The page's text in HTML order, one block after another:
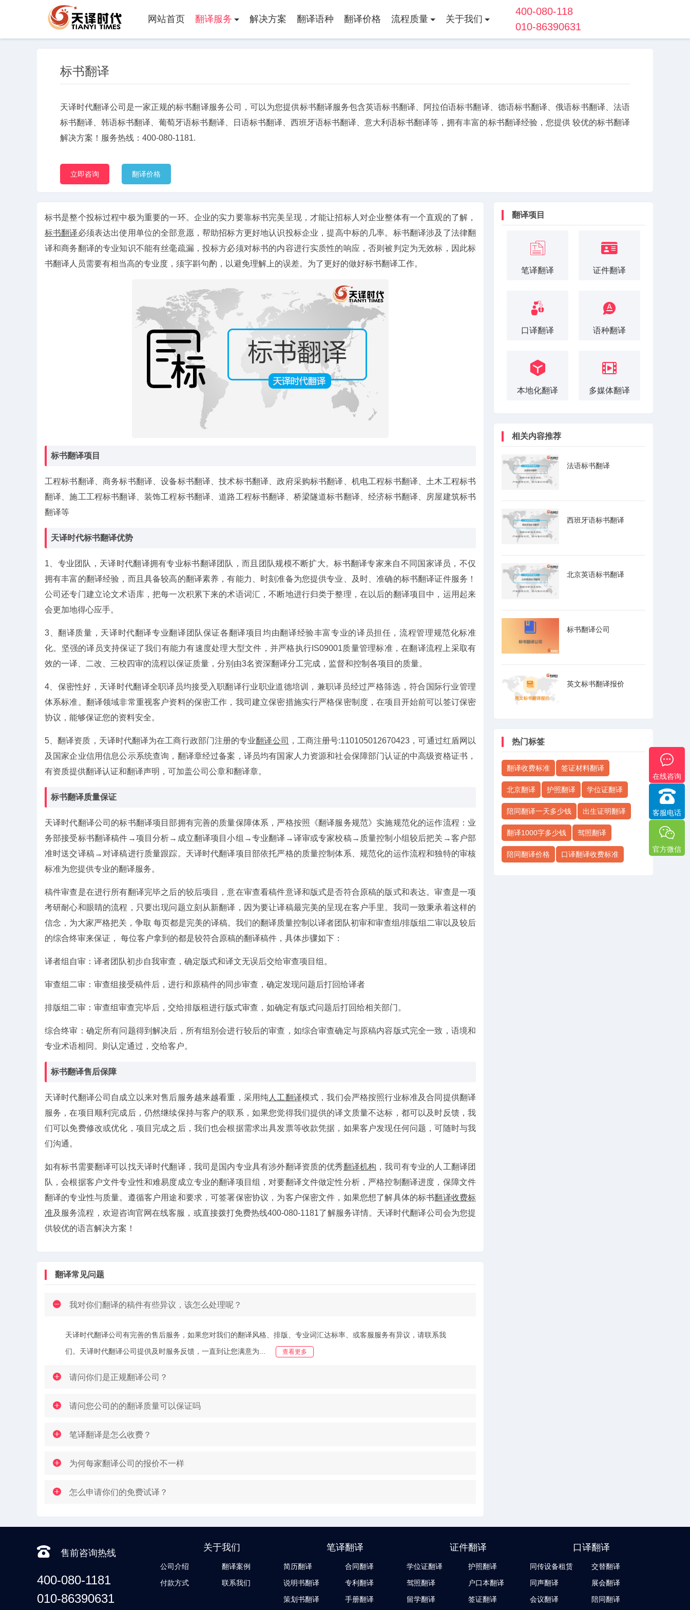
网站首页 翻译服务 解决方案 翻译语种 翻译价格 流程质量 关于我们
400-080-118
010-86390631
标书翻译
天译时代翻译公司是一家正规的标书翻译服务公司，可以为您提供标书翻译服务包含英语标书翻译、阿拉伯语标书翻译、德语标书翻译、俄语标书翻译、法语
标书翻译、韩语标书翻译、葡萄牙语标书翻译、日语标书翻译、西班牙语标书翻译、意大利语标书翻译等，拥有丰富的标书翻译经验，您提供 较优的标书翻译
解决方案！服务热线：400-080-1181.
立即咨询 翻译价格
标书是整个投标过程中极为重要的一环。企业的实力要靠标书完美呈现，才能让招标人对企业整体有一个直观的了解，
标书翻译必须表达出使用单位的全部意愿，帮助招标方更好地认识投标企业，提高中标的几率。标书翻译涉及了法律翻
译和商务翻译的专业知识不能有丝毫疏漏，投标方必须对标书的内容进行实质性的响应，否则被判定为无效标，因此标
书翻译人员需要有相当高的专业度，须字斟句酌，以避免理解上的误差。为了更好的做好标书翻译工作。
标书翻译项目
工程标书翻译、商务标书翻译、设备标书翻译、技术标书翻译、政府采购标书翻译、机电工程标书翻译、土木工程标书
翻译、施工工程标书翻译、装饰工程标书翻译、道路工程标书翻译、桥梁隧道标书翻译、经济标书翻译、房屋建筑标书
翻译等
天译时代标书翻译优势
1、专业团队，天译时代翻译拥有专业标书翻译团队，而且团队规模不断扩大。标书翻译专家来自不同国家译员，不仅
拥有丰富的翻译经验，而且具备较高的翻译素养，有能力、时刻准备为您提供专业、及时、准确的标书翻译证件服务！
公司还专门建立论文术语库，把每一次积累下来的术语词汇，不断地进行归类于整理，在以后的翻译项目中，运用起来
会更加地得心应手。
3、翻译质量，天译时代翻译专业翻译团队保证各翻译项目均由翻译经验丰富专业的译员担任，流程管理规范化标准
化。坚强的译员支持保证了我们有能力有速度处理大型文件，并严格执行IS09001质量管理标准，在翻译流程上采取有
效的一译、二改、三校四审的流程以保证质量，分别由3名资深翻译分工完成，监督和控制各项目的质量。
4、保密性好，天译时代翻译全职译员均接受入职翻译行业职业道德培训，兼职译员经过严格筛选，符合国际行业管理
体系标准。翻译领域非常重视客户资料的保密工作，我司建立保密措施实行严格保密制度，在项目开始前可以签订保密
协议，能够保证您的资料安全。
5、翻译资质，天译时代翻译为在工商行政部门注册的专业翻译公司
，工商注册号:110105012670423，可通过红盾网以
及国家企业信用信息公示系统查询，翻译章经过备案，译员均有国家人力资源和社会保障部门认证的中高级资格证书，
有资质提供翻译认证和翻译声明，可加盖公司公章和翻译章。
标书翻译质量保证
天译时代翻译公司的标书翻译项目部拥有完善的质量保障体系，严格按照《翻译服务规范》实施规范化的运作流程：业
务部接受标书翻译稿件→项目分析→成立翻译项目小组→专业翻译→译审或专家校稿→质量控制小组较后把关→客户部
准时送交译稿→对译稿进行质量跟踪。天译时代翻译项目部依托严格的质量控制体系、规范化的运作流程和独特的审核
标准为您提供专业的翻译服务。
稿件审查是在进行所有翻译完毕之后的较后项目，意在审查看稿件意译和版式是否符合原稿的版式和表达。审查是一项
考研耐心和眼睛的流程，只要出现问题立刻从新翻译，因为要让译稿最完美的呈现在客户手里。我司一致秉承着这样的
信念，为大家严格把关，争取 每页都是完美的译稿。我们的翻译质量控制以译者团队初审和审查组/排版组二审以及较后
的综合终审来保证， 每位客户拿到的都是较符合原稿的翻译稿件，具体步骤如下：
译者组自审：译者团队初步自我审查，确定版式和译文无误后交给审查项目组。
审查组二审：审查组接受稿件后，进行和原稿件的同步审查，确定发现问题后打回给译者
排版组二审：审查组审查完毕后，交给排版租进行版式审查，如确定有版式问题后打回给相关部门。
综合终审：确定所有问题得到解决后，所有组别会进行较后的审查，如综合审查确定与原稿内容版式完全一致，语境和
专业术语相同。则认定通过，交给客户。
标书翻译售后保障
天译时代翻译公司自成立以来对售后服务越来越看重，采用纯 人工翻译模式，我们会严格按照行业标准及合同提供翻译
服务，在项目顺利完成后，仍然继续保持与客户的联系，如果您觉得我们提供的译文质量不达标，都可以及时反馈，我
们可以免费修改或优化，项目完成之后，我们也会根据需求出具发票等收款凭据，如果客户发现任何问题，可随时与我
们沟通。
如有标书需要翻译可以找天译时代翻译，我司是国内专业具有涉外翻译资质的优秀翻译机构 ，我司有专业的人工翻译团
队，会根据客户文件专业性和难易度成立专业的翻译项目组，对要翻译文件做定性分析，严格控制翻译进度，保障文件
翻译的专业性与质量。遵循客户用途和要求，可签署保密协议，为客户保密文件，如果您想了解具体的标书翻译收费标
准及服务流程，欢迎咨询官网在线客服，或直接拨打免费热线400-080-1181了解服务详情。天译时代翻译公司会为您提
供较优的语言解决方案！
翻译常见问题
我对你们翻译的稿件有些异议，该怎么处理呢？
天译时代翻译公司有完善的售后服务，如果您对我们的翻译风格、排版、专业词汇达标率、或客服服务有异议，请联系我
们。天译时代翻译公司提供及时服务反馈，一直到让您满意为...
查看更多
请问你们是正规翻译公司？
请问您公司的的翻译质量可以保证吗
笔译翻译是怎么收费？
为何每家翻译公司的报价不一样
怎么申请你们的免费试译？
翻译项目
笔译翻译 证件翻译
口译翻译 语种翻译
本地化翻译 多媒体翻译
相关内容推荐
法语标书翻译
西班牙语标书翻译
北京英语标书翻译
标书翻译公司
英文标书翻译报价
热门标签
翻译收费标准 签证材料翻译
北京翻译 护照翻译 学位证翻译
陪同翻译一天多少钱 出生证明翻译
翻译1000字多少钱 驾照翻译
陪同翻译价格 口译翻译收费标准
售前咨询热线
400-080-1181
010-86390631
关于我们
公司介绍
翻译案例
付款方式
联系我们
笔译翻译
简历翻译
合同翻译
说明书翻译
专利翻译
策划书翻译
手册翻译
证件翻译
学位证翻译
护照翻译
驾照翻译
户口本翻译
留学翻译
签证翻译
口译翻译
同传设备租赁
交替翻译
同声翻译
展会翻译
会议翻译
陪同翻译
在线咨询
客服电话
官方微信